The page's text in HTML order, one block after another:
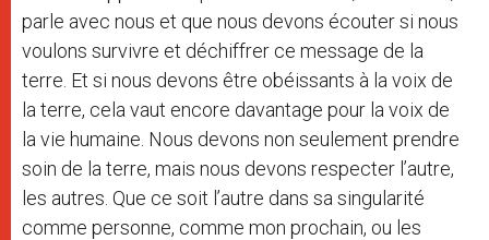
parle avec nous et que nous devons écouter si nous
voulons survivre et déchiffrer ce message de la
terre. Et si nous devons être obéissants à la voix de
la terre, cela vaut encore davantage pour la voix de
la vie humaine. Nous devons non seulement prendre
soin de la terre, mais nous devons respecter l’autre,
les autres. Que ce soit l’autre dans sa singularité
comme personne, comme mon prochain, ou les